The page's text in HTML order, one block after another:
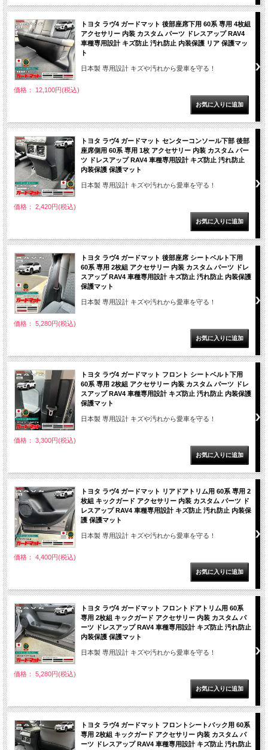
トヨタ ラヴ4 ガードマット 後部座席下用 60系 専用 4枚組
アクセサリー 内装 カスタム パーツ ドレスアップ RAV4
車種専用設計 キズ防止 汚れ防止 内装保護 リア 保護マッ
ト
日本製 専用設計 キズや汚れから愛車を守る！
価格： 12,100円(税込)
トヨタ ラヴ4 ガードマット センターコンソール下部 後部
座席側用 60系 専用 1枚 アクセサリー 内装 カスタム パー
ツ ドレスアップ RAV4 車種専用設計 キズ防止 汚れ防止
内装保護 保護マット
日本製 専用設計 キズや汚れから愛車を守る！
価格： 2,420円(税込)
トヨタ ラヴ4 ガードマット 後部座席 シートベルト下用
60系 専用 2枚組 アクセサリー 内装 カスタム パーツ ドレ
スアップ RAV4 車種専用設計 キズ防止 汚れ防止 内装保護
保護マット
日本製 専用設計 キズや汚れから愛車を守る！
価格： 5,280円(税込)
トヨタ ラヴ4 ガードマット フロント シートベルト下用
60系 専用 2枚組 アクセサリー 内装 カスタム パーツ ドレ
スアップ RAV4 車種専用設計 キズ防止 汚れ防止 内装保護
保護マット
日本製 専用設計 キズや汚れから愛車を守る！
価格： 3,300円(税込)
トヨタ ラヴ4 ガードマット リアドアトリム用 60系 専用 2
枚組 キックガード アクセサリー 内装 カスタム パーツ ド
レスアップ RAV4 車種専用設計 キズ防止 汚れ防止 内装保
護 保護マット
日本製 専用設計 キズや汚れから愛車を守る！
価格： 4,400円(税込)
トヨタ ラヴ4 ガードマット フロントドアトリム用 60系
専用 2枚組 キックガード アクセサリー 内装 カスタム パ
ーツ ドレスアップ RAV4 車種専用設計 キズ防止 汚れ防止
内装保護 保護マット
日本製 専用設計 キズや汚れから愛車を守る！
価格： 5,280円(税込)
トヨタ ラヴ4 ガードマット フロントシートバック用 60系
専用 2枚組 キックガード アクセサリー 内装 カスタム パ
ーツ ドレスアップ RAV4 車種専用設計 キズ防止 汚れ防止